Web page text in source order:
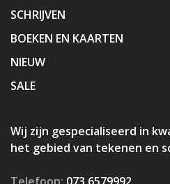
SCHRIJVEN
BOEKEN EN KAARTEN
NIEUW
SALE
Wij zijn gespecialiseerd in
het gebied van tekenen en
Telefoon: 073 6579992